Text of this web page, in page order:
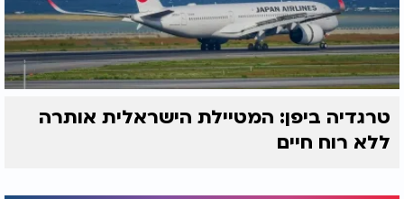
טרגדיה ביפן: המטיילת הישראלית אותרה
ללא רוח חיים